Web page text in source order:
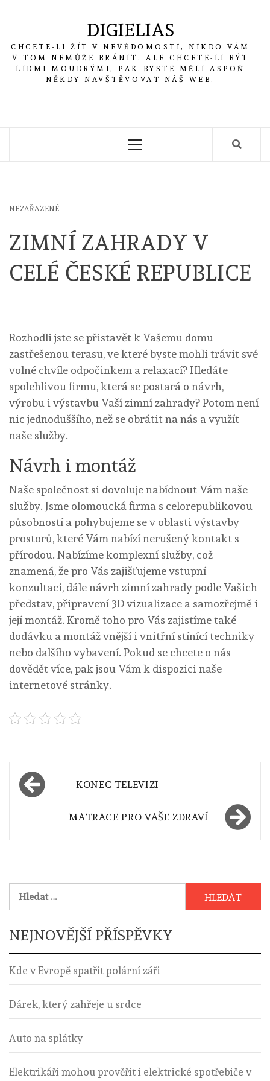
DIGIELIAS
CHCETE-LI ŽÍT V NEVĚDOMOSTI, NIKDO VÁM
V TOM NEMŮŽE BRÁNIT. ALE CHCETE-LI BÝT
LIDMI MOUDRÝMI, PAK BYSTE MĚLI ASPOŇ
NĚKDY NAVŠTĚVOVAT NÁŠ WEB.
NEZAŘAZENÉ
ZIMNÍ ZAHRADY V
CELÉ ČESKÉ REPUBLICE
Rozhodli jste se přistavět k Vašemu domu
zastřešenou terasu, ve které byste mohli trávit své
volné chvíle odpočinkem a relaxací? Hledáte
spolehlivou firmu, která se postará o návrh,
výrobu i výstavbu Vaší zimní zahrady? Potom není
nic jednoduššího, než se obrátit na nás a využít
naše služby.
Návrh i montáž
Naše společnost si dovoluje nabídnout Vám naše
služby. Jsme olomoucká firma s celorepublikovou
působností a pohybujeme se v oblasti výstavby
prostorů, které Vám nabízí nerušený kontakt s
přírodou. Nabízíme komplexní služby, což
znamená, že pro Vás zajišťujeme vstupní
konzultaci, dále návrh zimní zahradypodle Vašich
představ, připravení 3D vizualizace a samozřejmě i
její montáž. Kromě toho pro Vás zajistíme také
dodávku a montáž vnější i vnitřní stínící techniky
nebo dalšího vybavení. Pokud se chcete o nás
dovědět více, pak jsou Vám k dispozici naše
internetové stránky.
Navigace
pro
příspěvek
KONEC TELEVIZI
MATRACE PRO VAŠE ZDRAVÍ
Vyhledávání
NEJNOVĚJŠÍ PŘÍSPĚVKY
Kde v Evropě spatřit polární záři
Dárek, který zahřeje u srdce
Auto na splátky
Elektrikáři mohou prověřit i elektrické spotřebiče v